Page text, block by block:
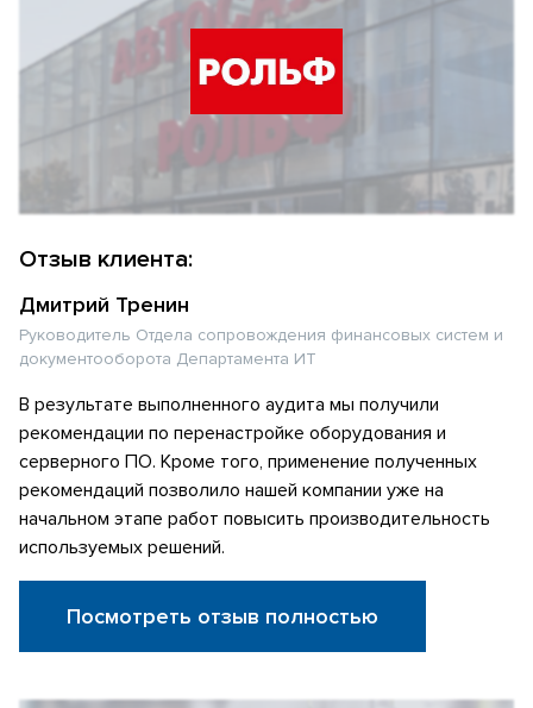
Отзыв клиента:
Дмитрий Тренин
Руководитель Отдела сопровождения финансовых систем и
документооборота Департамента ИТ
В результате выполненного аудита мы получили
рекомендации по перенастройке оборудования и
серверного ПО. Кроме того, применение полученных
рекомендаций позволило нашей компании уже на
начальном этапе работ повысить производительность
используемых решений.
Посмотреть отзыв полностью